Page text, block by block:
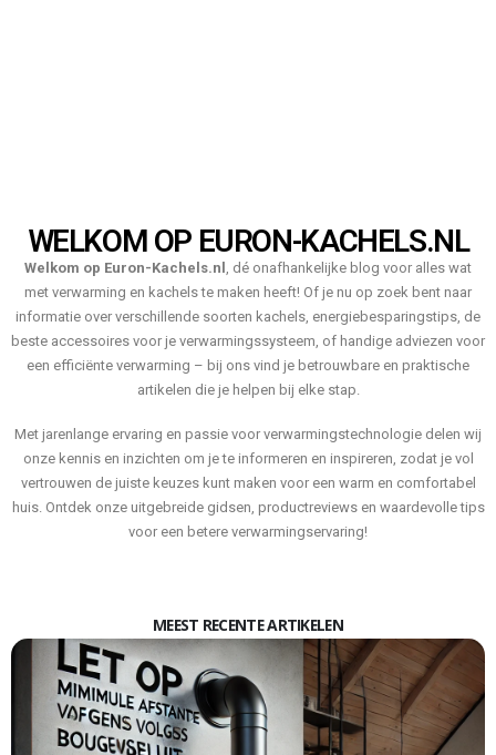
WELKOM OP EURON-KACHELS.NL
Welkom op Euron-Kachels.nl
, dé onafhankelijke blog voor alles wat
met verwarming en kachels te maken heeft! Of je nu op zoek bent naar
informatie over verschillende soorten kachels, energiebesparingstips, de
beste accessoires voor je verwarmingssysteem, of handige adviezen voor
een efficiënte verwarming – bij ons vind je betrouwbare en praktische
artikelen die je helpen bij elke stap.
Met jarenlange ervaring en passie voor verwarmingstechnologie delen wij
onze kennis en inzichten om je te informeren en inspireren, zodat je vol
vertrouwen de juiste keuzes kunt maken voor een warm en comfortabel
huis. Ontdek onze uitgebreide gidsen, productreviews en waardevolle tips
voor een betere verwarmingservaring!
MEEST RECENTE ARTIKELEN